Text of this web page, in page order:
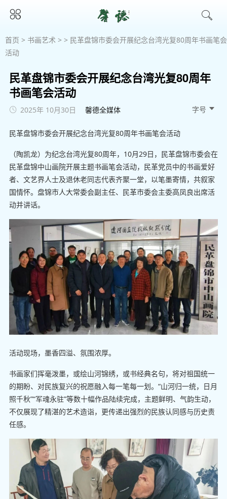
首页 > 书画艺术 > > 民革盘锦市委会开展纪念台湾光复80周年书画笔会
活动
民革盘锦市委会开展纪念台湾光复80周年
书画笔会活动
2025年 10月30日 馨德全媒体 字号
民革盘锦市委会开展纪念台湾光复80周年书画笔会活动
（陶凯龙）为纪念台湾光复80周年，10月29日，民革盘锦市委会在
民革盘锦中山画院开展主题书画笔会活动，民革党员中的书画爱好
者、文艺界人士及退休老同志代表齐聚一堂，以笔墨寄情，共叙家
国情怀。盘锦市人大常委会副主任、民革市委会主委高凤良出席活
动并讲话。
活动现场，墨香四溢、氛围浓厚。
书画家们挥毫泼墨，或绘山河锦绣，或书经典名句，将对祖国统一
的期盼、对民族复兴的祝愿融入每一笔每一划。“山河归一统，日月
照千秋”“军魂永驻”等数十幅作品陆续完成，主题鲜明、气韵生动，
不仅展现了精湛的艺术造诣，更传递出强烈的民族认同感与历史责
任感。